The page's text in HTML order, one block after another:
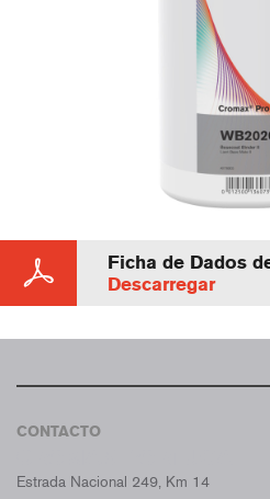
Ficha de Dados
Descarregar
CONTACTO
Estrada Nacional 249, Km 14